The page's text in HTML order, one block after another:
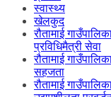
स्वास्थ्य
खेलकुद
रौतामाई
प्रविधिमैत्री सेवा
रौतामाई
सहजता
रौतामाई